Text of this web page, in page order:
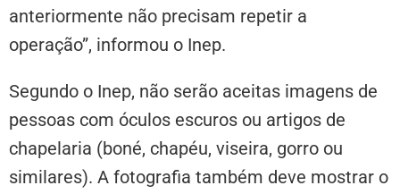
anteriormente não precisam repetir a
operação”, informou o Inep.
Segundo o Inep, não serão aceitas imagens de
pessoas com óculos escuros ou artigos de
chapelaria (boné, chapéu, viseira, gorro ou
similares). A fotografia também deve mostrar o